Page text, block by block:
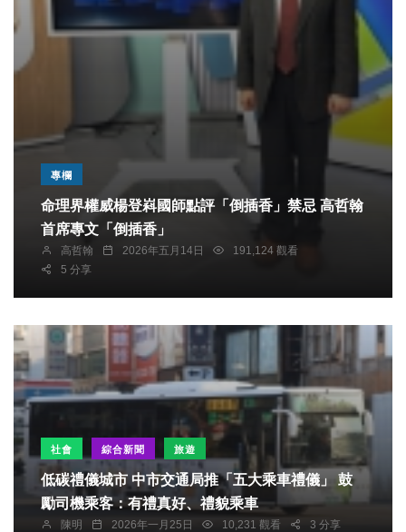
專欄
命理界權威楊登嵙國師點評「倒插香」禁忌 高哲翰
首席專文「倒插香」
高哲翰 2026年五月14日
191,124 觀看
5 分享
社會 綜合新聞 旅遊
低碳禮儀城市 中市交通局推「五大乘車禮儀」 鼓
勵司機乘客：有禮真好、禮貌乘車
陳明 2026年一月25日 10,231 觀看 3 分享